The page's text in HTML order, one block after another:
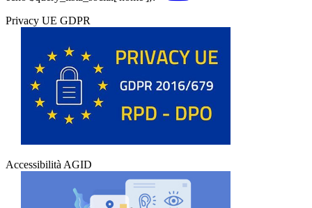
Privacy UE GDPR
Accessibilità AGID